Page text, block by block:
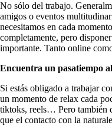
No sólo del trabajo.
amigos o eventos
necesitamos en cada
completamente, pero
importante. Tanto online
Encuentra un pasatiempo
Si estás obligado a trabajar
un momento de relax cada
tiktoks, reels… Pero también
que el contacto con la